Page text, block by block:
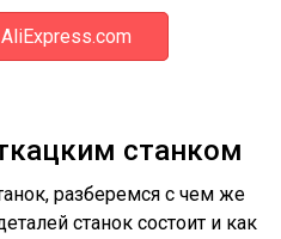
станком
разберемся с чем же
станок состоит и как